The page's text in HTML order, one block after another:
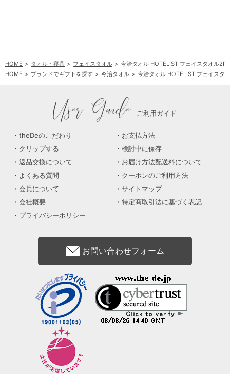
HOME タオル・寝具 フェイスタオル
今治タオル HOTELIST フェイスタオル2P
HOME
ブランドでギフトを探す 今治タオル 今治タオル HOTELIST フェイスタ
User Guide ご利用ガイド
theDeのこだわり
お支払方法
クリップする
検討中に保存
返品交換について
お届け方法配送料について
よくある質問
クーポンのご利用方法
会員について
サイトマップ
会社概要
特定商取引法に基づく表記
プライバシーポリシー
お問い合わせフォーム